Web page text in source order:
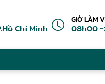
Chí Minh
GIỜ LÀM
08h00 -